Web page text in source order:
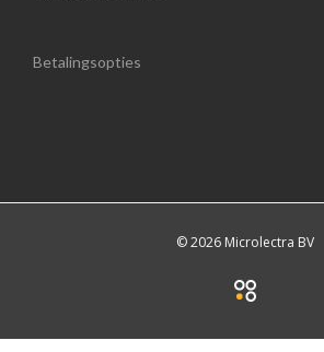
Betalingsopties
© 2026 Microlectra BV